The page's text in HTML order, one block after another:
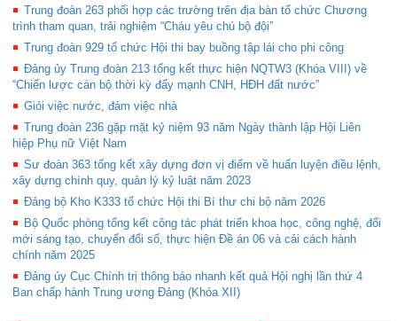
Trung đoàn 263 phối hợp các trường trên địa bàn tổ chức Chương
trình tham quan, trải nghiệm “Cháu yêu chú bộ đội”
Trung đoàn 929 tổ chức Hội thi bay buồng tập lái cho phi công
Đảng ủy Trung đoàn 213 tổng kết thực hiện NQTW3 (Khóa VIII) về
“Chiến lược cán bộ thời kỳ đẩy mạnh CNH, HĐH đất nước”
Giỏi việc nước, đảm việc nhà
Trung đoàn 236 gặp mặt kỷ niệm 93 năm Ngày thành lập Hội Liên
hiệp Phụ nữ Việt Nam
Sư đoàn 363 tổng kết xây dựng đơn vị điểm về huấn luyện điều lệnh,
xây dựng chính quy, quản lý kỷ luật năm 2023
Đảng bộ Kho K333 tổ chức Hội thi Bí thư chi bộ năm 2026
Bộ Quốc phòng tổng kết công tác phát triển khoa học, công nghệ, đổi
mới sáng tạo, chuyển đổi số, thực hiện Đề án 06 và cải cách hành
chính năm 2025
Đảng ủy Cục Chính trị thông báo nhanh kết quả Hội nghị lần thứ 4
Ban chấp hành Trung ương Đảng (Khóa XII)